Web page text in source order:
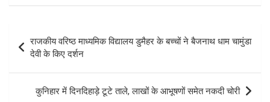
ce
b
o
o
k
ail
at
s
A
p
p
navigation
राजकीय वरिष्ठ माध्यमिक विद्यालय डुमैहर के बच्चों ने बैजनाथ धाम चामुंडा
देवी के किए दर्शन
कुनिहार में दिनदिहाड़े टूटे ताले, लाखों के आभूषणों समेत नकदी चोरी